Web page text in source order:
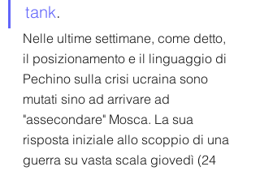
tank.
Nelle ultime settimane, come detto,
il posizionamento e il linguaggio di
Pechino sulla crisi ucraina sono
mutati sino ad arrivare ad
"assecondare" Mosca. La sua
risposta iniziale allo scoppio di una
guerra su vasta scala giovedì (24